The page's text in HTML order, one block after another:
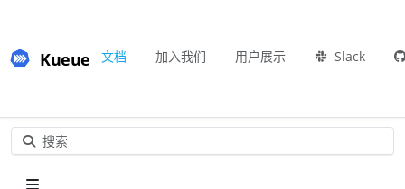
Kueue 文档 加入我们 用户展示 Slack
搜索